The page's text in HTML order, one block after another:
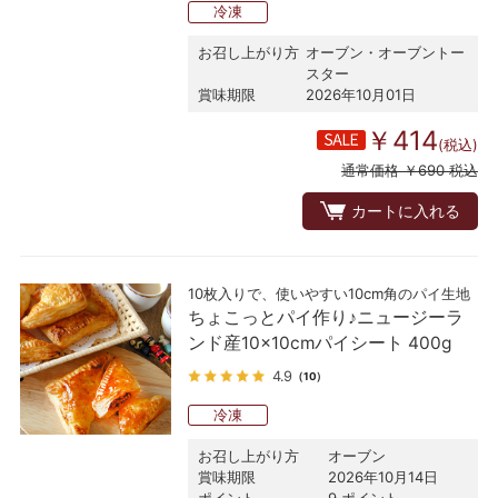
冷凍
お召し上がり方 オーブン・オーブントー
スター
賞味期限
2026年10月01日
￥414(税込)
通常価格 ￥690 税込
カートに入れる
10枚入りで、使いやすい10cm角のパイ生地
ちょこっとパイ作り♪ニュージーラ
ンド産10×10cmパイシート 400g
4.9 （10）
冷凍
お召し上がり方
オーブン
賞味期限
2026年10月14日